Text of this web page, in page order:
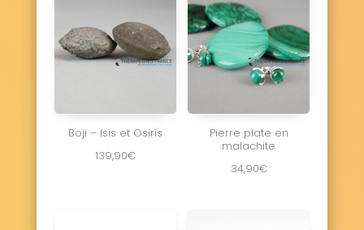
Boji – Isis et Osiris
139,90€
Pierre plate en
malachite
34,90€